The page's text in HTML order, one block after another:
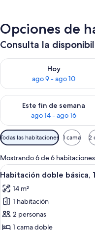
Opciones de
Consulta la
Hoy
ago 9 - ago 10
Consulta la disponibilidad
Este fin de semana
ago 14 - ago 16
Consulta la disponibilidad
Filtros
disponibles
para
las
habitaciones
Todas las habitaciones 1 cama 2
Mostrando 6 de 6 habitaciones
Ver
todas
las
fotos
de
Habitación
11
Habitación doble básica,
14 m²
1 habitación
2 personas
1 cama doble